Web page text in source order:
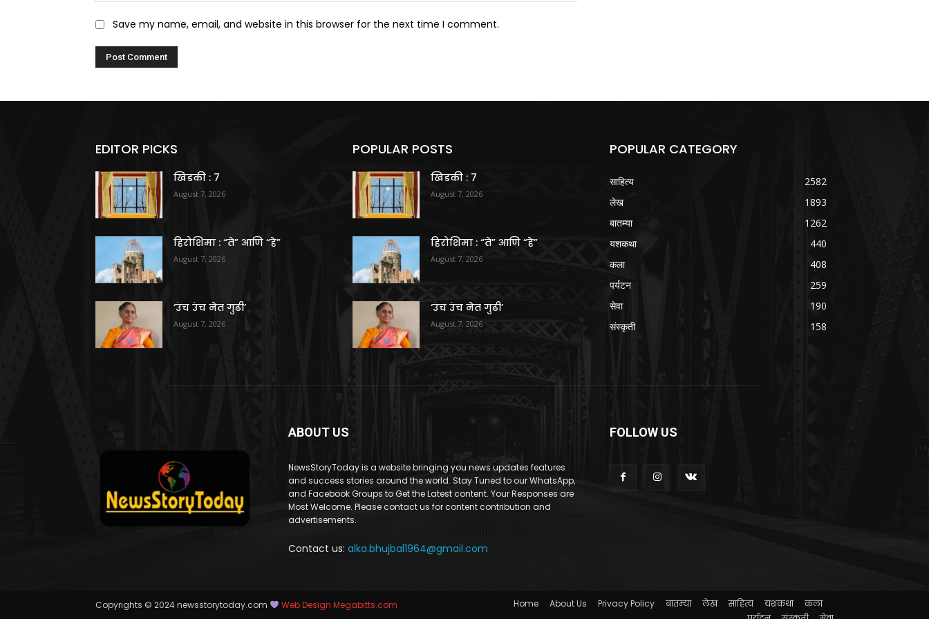
Save my name, email, and website in this browser for the next time I comment.
EDITOR PICKS
खिडकी : 7
August 7, 2026
हिरोशिमा : “ते” आणि “हे”
August 7, 2026
‘उंच उंच नेत गुढी’
August 7, 2026
POPULAR POSTS
खिडकी : 7
August 7, 2026
हिरोशिमा : “ते” आणि “हे”
August 7, 2026
‘उंच उंच नेत गुढी’
August 7, 2026
POPULAR CATEGORY
साहित्य
2582
लेख
1893
बातम्या
1262
यशकथा
440
कला
408
पर्यटन
259
सेवा
190
संस्कृती
158
ABOUT US
NewsStoryToday is a website bringing you news updates features
and success stories around the world. Stay Tuned to our WhatsApp,
and Facebook Groups to Get the Latest content. Your Responses are
Most Welcome. Please contact us for content contribution and
advertisements.
Contact us: alka.bhujbal1964@gmail.com
FOLLOW US
Copyrights © 2024 newsstorytoday.com Web Design Megabitts.com Home About Us Privacy Policy बातम्या लेख साहित्य यशकथा
कला